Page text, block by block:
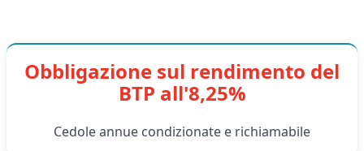
Obbligazione sul rendimento del
BTP all'8,25%
Cedole annue condizionate e richiamabile